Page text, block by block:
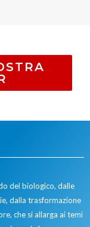
del biologico, dalle
dalla trasformazione
che si allarga ai temi